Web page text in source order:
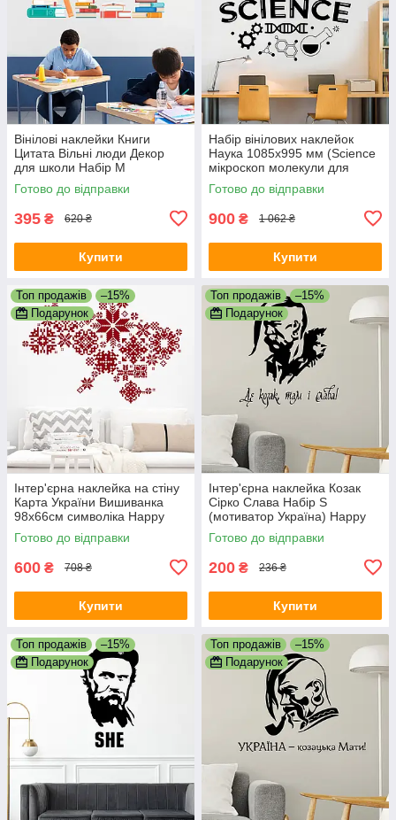
Вінілові наклейки Книги
Цитата Вільні люди Декор
для школи Набір М
860х420мм матова
Готово до відправки
395 ₴ 620 ₴
Купити
Набір вінілових наклейок
Наука 1085х995 мм (Sciеnce
мікроскоп молекули для
школи) Happy Pocket Чорний
матовий
Готово до відправки
900 ₴ 1 062 ₴
Купити
Топ продажів
–15%
Подарунок
Інтер'єрна наклейка на стіну
Карта України Вишиванка
98х66см символіка Happy
Pocket Червоний матовий
Готово до відправки
600 ₴ 708 ₴
Купити
Топ продажів
–15%
Подарунок
Інтер'єрна наклейка Козак
Сірко Слава Набір S
(мотиватор Україна) Happy
Pocket Чорний матовий
Готово до відправки
200 ₴ 236 ₴
Купити
Топ продажів
–15%
Подарунок
Топ продажів
–15%
Подарунок